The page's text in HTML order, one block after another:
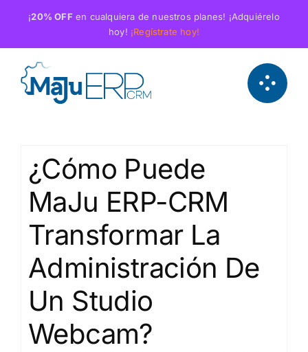
contenido
¡20% OFF en cualquiera de nuestros planes! ¡Adquiérelo
hoy! ¡Regístrate hoy!
¿Cómo Puede
MaJu ERP-CRM
Transformar La
Administración De
Un Studio
Webcam?